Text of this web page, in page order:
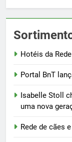
Hotéis da
Portal BnT
Isabelle Stoll
uma nova
Rede de cães